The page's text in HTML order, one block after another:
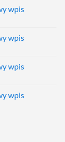
wpis
wpis
wpis
wpis